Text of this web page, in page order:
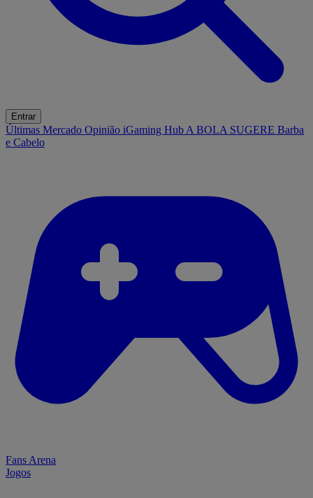
Entrar
Últimas Mercado Opinião iGaming Hub A BOLA SUGERE Barba
e Cabelo
Fans Arena
Jogos